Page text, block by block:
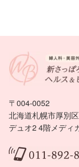
〒004-0052
北海道札幌市厚別
デュオ2 4階メディ